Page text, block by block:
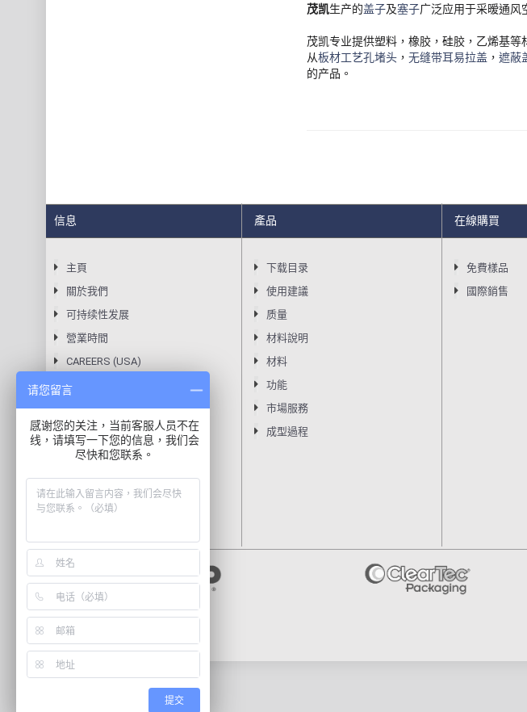
茂凯生产的盖子及塞子广泛应用于采暧通风
茂凯专业提供塑料，橡胶，硅胶，乙烯基等
从板材工艺孔堵头， 无缝带耳易拉盖 ， 遮蔽
的产品。
信息
主頁
關於我們
可持续性发展
營業時間
CAREERS (USA)
隱私聲明
條款
產品
下载目录
使用建議
质量
材料說明
材料
功能
市場服務
成型過程
在線購買
免費樣品
國際銷售
请您留言
感谢您的关注，当前客服人员不在
线，请填写一下您的信息，我们会
尽快和您联系。
提交